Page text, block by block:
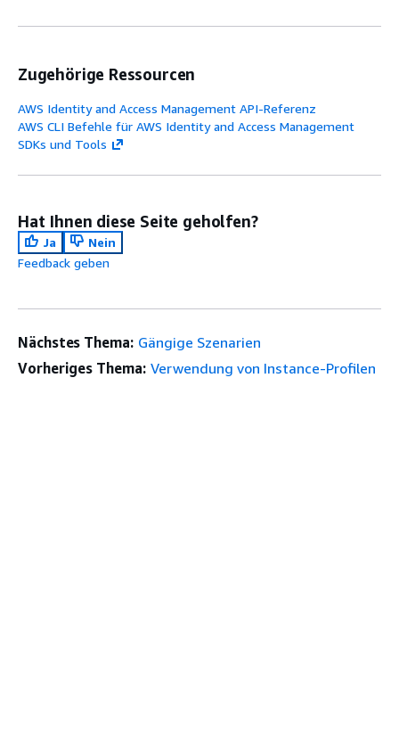
Zugehörige Ressourcen
AWS Identity and Access Management API-Referenz
AWS CLI Befehle für AWS Identity and Access Management
SDKs und Tools
Hat Ihnen diese Seite geholfen?
Ja
Nein
Feedback geben
Nächstes Thema: Gängige Szenarien
Vorheriges Thema: Verwendung von Instance-Profilen